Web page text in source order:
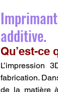
additive.
Qu’est-ce
L’impression
fabrication.
de la matière